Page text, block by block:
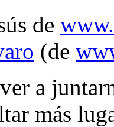
de
(de
a
más